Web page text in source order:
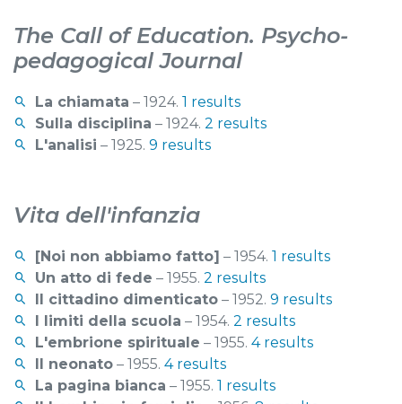
The Call of Education. Psycho-
pedagogical Journal
La chiamata – 1924. 1 results
Sulla disciplina – 1924. 2 results
L'analisi – 1925. 9 results
Vita dell'infanzia
[Noi non abbiamo fatto] – 1954. 1 results
Un atto di fede – 1955. 2 results
Il cittadino dimenticato – 1952. 9 results
I limiti della scuola – 1954. 2 results
L'embrione spirituale – 1955. 4 results
Il neonato – 1955. 4 results
La pagina bianca – 1955. 1 results